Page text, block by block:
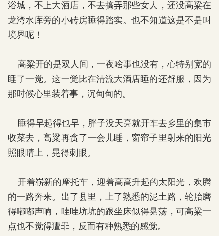
浴城，不上大酒店，不去搞弄那些女人，还没高粱在
龙湾水库旁的小砖房睡得踏实。也不知道这是不是叫
境界呢！
高粱开的是双人间，一夜啥事也没有，心特别宽的
睡了一觉。这一觉比在清流大酒店睡的还舒服，因为
那时候心里装着事，沉甸甸的。
睡得早起得也早，胖子没天亮就开车去乡里的集市
收菜去，高粱再贪了一会儿睡，窗帘子里射来的阳光
照眼睛上，晃得刺眼。
开着崭新的摩托车，迎着高高升起的太阳光，欢腾
的一路奔来。出了县里，上了熟悉的泥土路，轮胎磨
得嘟嘟声响，哇哇坑坑的跟坐床似得晃荡，可高粱一
点也不觉得遭罪，反而有种熟悉的感觉。